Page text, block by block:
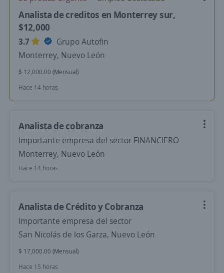
Analista de creditos en Monterrey sur,
$12,000
3.7
Grupo Autofin
Monterrey, Nuevo León
$ 12,000.00 (Mensual)
Hace 14 horas
Analista de cobranza
Importante empresa del sector FINANCIERO
Monterrey, Nuevo León
Hace 14 horas
Analista de Crédito y Cobranza
Importante empresa del sector
San Nicolás de los Garza, Nuevo León
$ 17,000.00 (Mensual)
Hace 15 horas